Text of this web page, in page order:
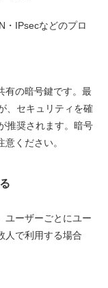
・IPsecなどのプロ
有の暗号鍵です。最
、セキュリティを確
推奨されます。暗号
ください。
ユーザーごとにユー
人で利用する場合